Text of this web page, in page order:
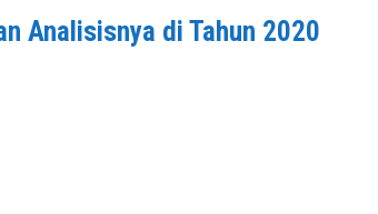
Analisisnya di Tahun 2020